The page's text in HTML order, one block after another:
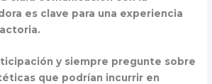
es clave para una experiencia
y siempre pregunte sobre
que podrían incurrir en